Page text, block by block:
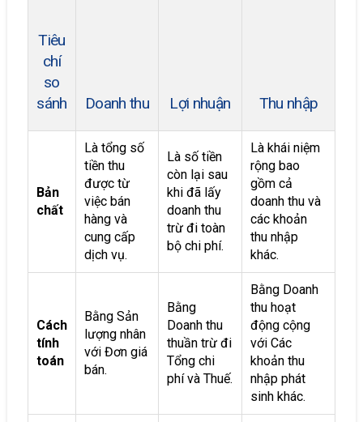
Tiêu
chí
so
sánh
Doanh thu Lợi nhuận Thu nhập
Bản
chất
Là tổng số
tiền thu
được từ
việc bán
hàng và
cung cấp
dịch vụ.
Là số tiền
còn lại sau
khi đã lấy
doanh thu
trừ đi toàn
bộ chi phí.
Là khái niệm
rộng bao
gồm cả
doanh thu và
các khoản
thu nhập
khác.
Cách
tính
toán
Bằng Sản
lượng nhân
với Đơn giá
bán.
Bằng
Doanh thu
thuần trừ đi
Tổng chi
phí và Thuế.
Bằng Doanh
thu hoạt
động cộng
với Các
khoản thu
nhập phát
sinh khác.